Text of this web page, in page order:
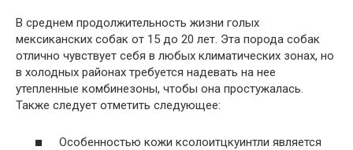
В среднем продолжительность жизни голых
мексиканских собак от 15 до 20 лет. Эта порода собак
отлично чувствует себя в любых климатических зонах, но
в холодных районах требуется надевать на нее
утепленные комбинезоны, чтобы она простужалась.
Также следует отметить следующее:
Особенностью кожи ксолоитцкуинтли является